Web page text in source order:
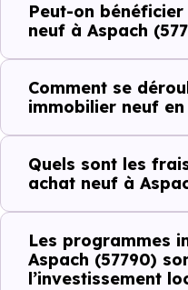
Combien coûte
(57790) ?
C'est souvent la
prix à connaître pour
(57790) :
Peut-on
neuf à Aspach
Comment se
immobilier neuf en
Quels sont les
achat neuf à
Les programmes
Aspach (57790)
l’investissement